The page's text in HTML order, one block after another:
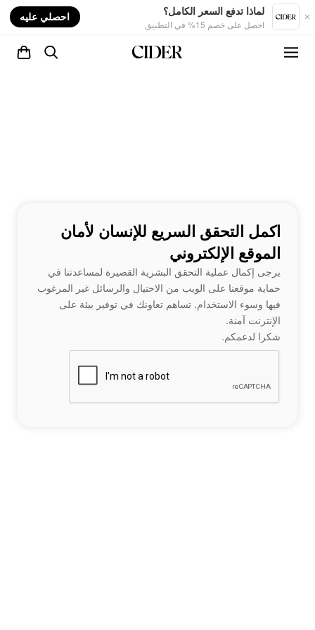
لماذا تدفع السعر الكامل؟
احصل على خصم 15% في التطبيق
احصلي عليه
اكمل التحقق السريع للإنسان لأمان
الموقع الإلكتروني
يرجى إكمال عملية التحقق البشرية القصيرة لمساعدتنا في
حماية موقعنا على الويب من الاحتيال والرسائل غير المرغوب
فيها وسوء الاستخدام. تساهم تعاونك في توفير بيئة على
الإنترنت آمنة.
شكرا لدعمكم.